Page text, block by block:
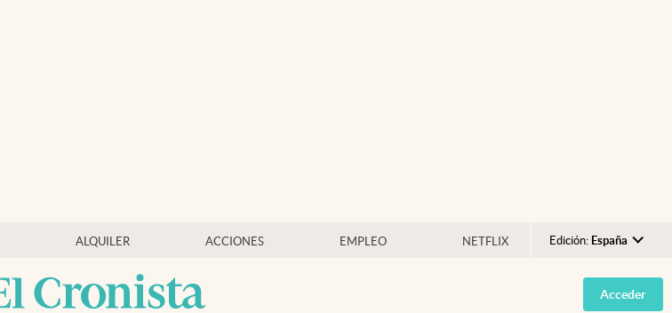
ALQUILER ACCIONES EMPLEO NETFLIX Edición: España
Argentina
España
Acceder